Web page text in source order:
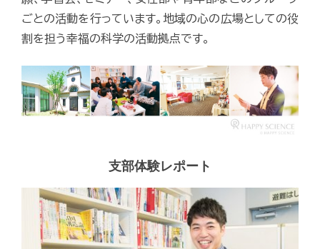
ごとの活動を行っています。地域の心の広場としての役
割を担う幸福の科学の活動拠点です。
支部体験レポート